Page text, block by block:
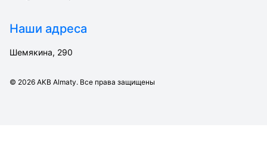
Наши адреса
Шемякина, 290
© 2026 AKB Almaty. Все права защищены